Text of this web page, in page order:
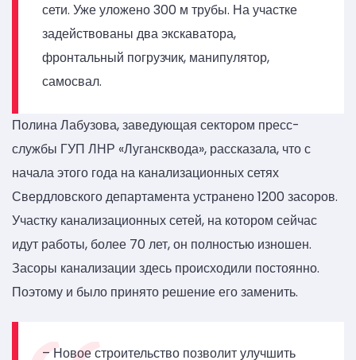
сети. Уже уложено 300 м трубы. На участке
задействованы два экскаватора,
фронтальный погрузчик, манипулятор,
самосвал.
Полина Лабузова, заведующая сектором пресс-
службы ГУП ЛНР «Лугансквода», рассказала, что с
начала этого года на канализационных сетях
Свердловского департамента устранено 1200 засоров.
Участку канализационных сетей, на котором сейчас
идут работы, более 70 лет, он полностью изношен.
Засоры канализации здесь происходили постоянно.
Поэтому и было принято решение его заменить.
– Новое строительство позволит улучшить